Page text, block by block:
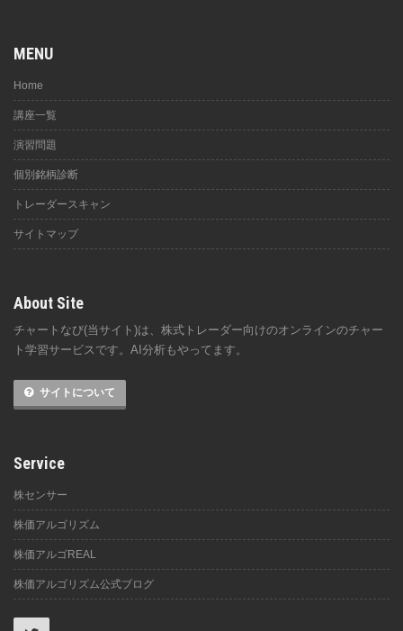
MENU
Home
講座一覧
演習問題
個別銘柄診断
トレーダースキャン
サイトマップ
About Site
チャートなび(当サイト)は、株式トレーダー向けのオンラインのチャー
ト学習サービスです。AI分析もやってます。
サイトについて
Service
株センサー
株価アルゴリズム
株価アルゴREAL
株価アルゴリズム公式ブログ